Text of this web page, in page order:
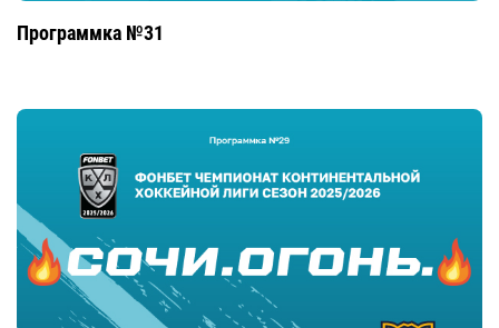
Программка №31